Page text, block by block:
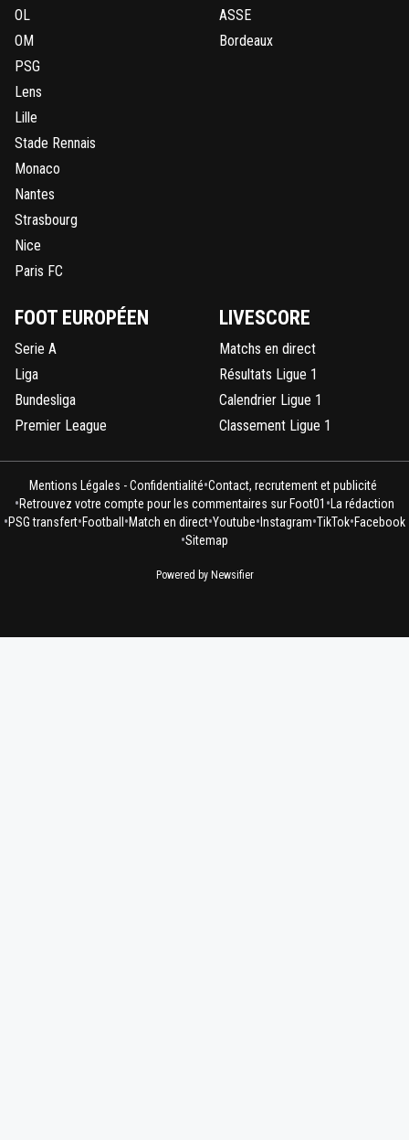
OL
OM
PSG
Lens
Lille
Stade Rennais
Monaco
Nantes
Strasbourg
Nice
Paris FC
ASSE
Bordeaux
FOOT EUROPÉEN
Serie A
Liga
Bundesliga
Premier League
LIVESCORE
Matchs en direct
Résultats Ligue 1
Calendrier Ligue 1
Classement Ligue 1
Mentions Légales - Confidentialité•Contact, recrutement et publicité
•Retrouvez votre compte pour les commentaires sur Foot01 •La rédaction
•PSG transfert•Football •Match en direct•Youtube• Instagram•TikTok•Facebook
•Sitemap
Powered by Newsifier